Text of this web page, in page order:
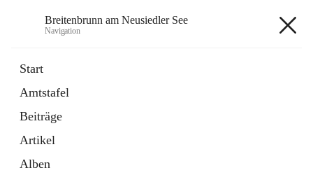
Breitenbrunn am Neusiedler See
Navigation
Start
Amtstafel
Beiträge
Artikel
Alben
18 Schnellzugriffe
Gemeindeservice